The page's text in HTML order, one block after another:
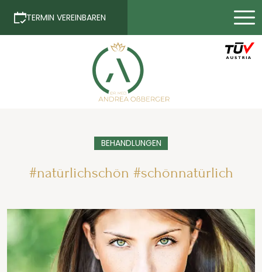
TERMIN VEREINBAREN
BEHANDLUNGEN
#natürlichschön #schönnatürlich